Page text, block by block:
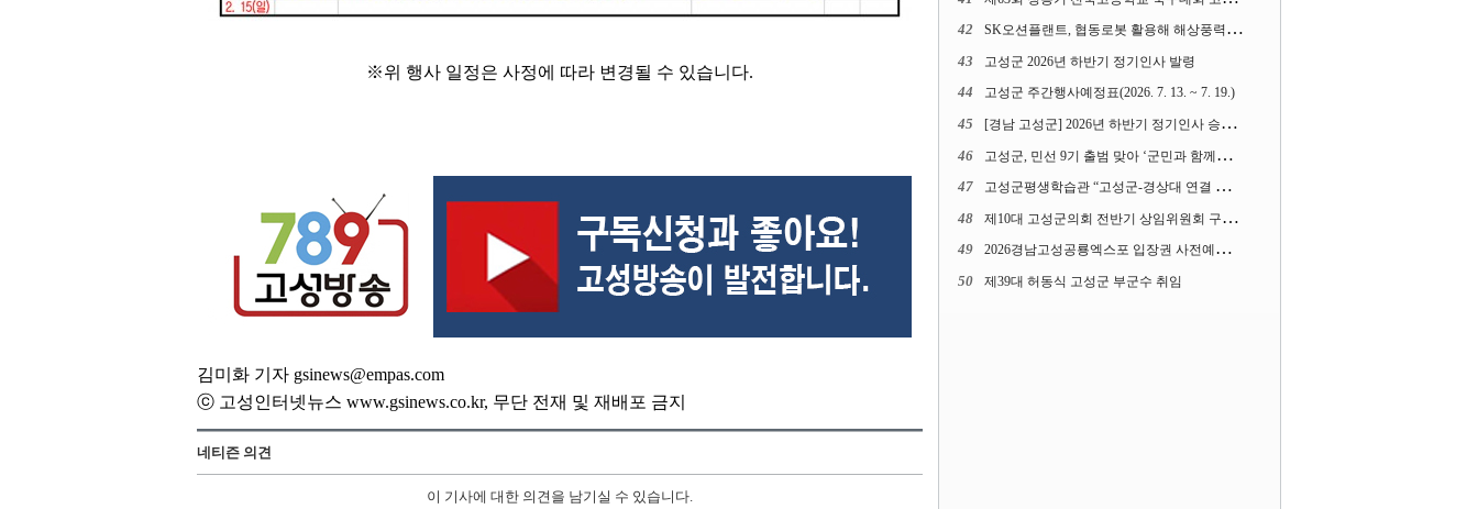
※위 행사 일정은 사정에 따라 변경될 수 있습니다.
김미화 기자 gsinews@empas.com
ⓒ 고성인터넷뉴스 www.gsinews.co.kr, 무단 전재 및 재배포 금지
네티즌 의견
이 기사에 대한 의견을 남기실 수 있습니다.
42 SK오션플랜트, 협동로봇 활용해 해상풍력 생산 혁신 속도 낸다
43 고성군 2026년 하반기 정기인사 발령
44 고성군 주간행사예정표(2026. 7. 13. ~ 7. 19.)
45 [경남 고성군] 2026년 하반기 정기인사 승진심사 결과
46 고성군, 민선 9기 출범 맞아 ‘군민과 함께하는 대전환 소통간담회’ 열어
47 고성군평생학습관 “고성군-경상대 연결 평생교육” 운영
48 제10대 고성군의회 전반기 상임위원회 구성 완료
49 2026경남고성공룡엑스포 입장권 사전예매 시작
50 제39대 허동식 고성군 부군수 취임